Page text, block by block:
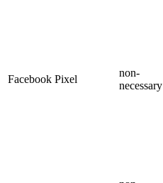
Facebook Pixel
non-
necessary